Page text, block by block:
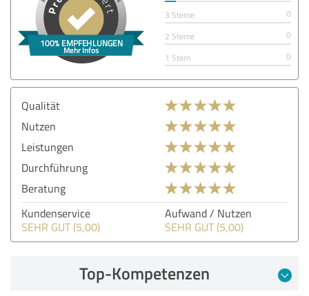
3 Sterne
0
2 Sterne
0
1 Stern
0
Qualität
Nutzen
Leistungen
Durchführung
Beratung
Kundenservice
SEHR GUT (5,00)
Aufwand / Nutzen
SEHR GUT (5,00)
Top-Kompetenzen